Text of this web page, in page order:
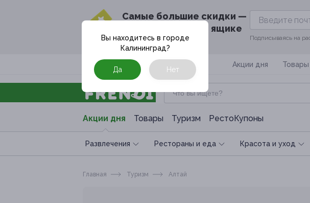
Cамые большие скидки —
в твоём почтовом ящике
Подписываясь на
Москва Акции дня Товары
Акции дня Товары Туризм РестоКупоны
Развлечения Рестораны и еда Красота и уход
Вы находитесь в городе
Калининград?
Да Нет
Главная Туризм Алтай